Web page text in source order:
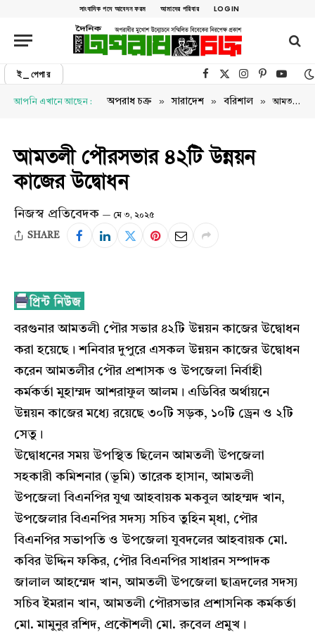
সাংবাদিক পদে আবেদন ফরম আমাদের পরিবার LOGIN
ই_পেপার Facebook
X (Twitter)Instagram
Pinterest
আপনি এখানে আছেন : অপরাধ চক্র » সারাদেশ » বরিশাল » আমতলী পৌরসভার ৪২টি উন্নয়ন কাজের উদ্বোধন
আমতলী পৌরসভার ৪২টি উন্নয়ন
কাজের উদ্বোধন
নিজস্ব প্রতিবেদক মে ৩, ২০২৫
SHARE
বরগুনার আমতলী পৌর সভার ৪২টি উন্নয়ন কাজের উদ্বোধন
করা হয়েছে। শনিবার দুপুরে এসকল উন্নয়ন কাজের উদ্বোধন
করেন আমতলীর পৌর প্রশাসক ও উপজেলা নির্বাহী
কর্মকর্তা মুহাম্মদ আশরাফুল আলম। এডিবির অর্থায়নে
উন্নয়ন কাজের মধ্যে রয়েছে ৩০টি সড়ক, ১০টি ড্রেন ও ২টি
সেতু।
উদ্বোধনের সময় উপস্থিত ছিলেন আমতলী উপজেলা
সহকারী কমিশনার (ভূমি) তারেক হাসান, আমতলী
উপজেলা বিএনপির যুগ্ম আহবায়ক মকবুল আহম্মদ খান,
উপজেলার বিএনপির সদস্য সচিব তুহিন মৃধা, পৌর
বিএনপির সভাপতি ও উপজেলা যুবদলের আহবায়ক মো.
কবির উদ্দিন ফকির, পৌর বিএনপির সাধারন সম্পাদক
জালাল আহম্মেদ খান, আমতলী উপজেলা ছাত্রদলের সদস্য
সচিব ইমরান খান, আমতলী পৌরসভার প্রশাসনিক কর্মকর্তা
মো. মামুনুর রশিদ, প্রকৌশলী মো. রুবেল প্রমুখ।